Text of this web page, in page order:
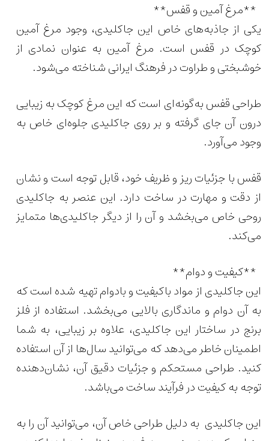
**مرغ آمین و قفس**
یکی از جاذبه‌های خاص این جاکلیدی، وجود مرغ آمین
کوچک در قفس است. مرغ آمین به عنوان نمادی از
خوشبختی و طراوت در فرهنگ ایرانی شناخته می‌شود.
طراحی قفس به‌گونه‌ای است که این مرغ کوچک به زیبایی
درون آن جای گرفته و بر روی جاکلیدی جلوه‌ای خاص به
وجود می‌آورد.
قفس با جزئیات ریز و ظریف خود، قابل توجه است و نشان
از دقت و مهارت در ساخت دارد. این عنصر به جاکلیدی
روحی خاص می‌بخشد و آن را از دیگر جاکلیدی‌ها متمایز
می‌کند.
**کیفیت و دوام**
این جاکلیدی از مواد باکیفیت و بادوام تهیه شده است که
به آن دوام و ماندگاری بالایی می‌بخشد. استفاده از فلز
برنج در ساختار این جاکلیدی، علاوه بر زیبایی، به شما
اطمینان خاطر می‌دهد که می‌توانید سال‌ها از آن استفاده
کنید. طراحی مستحکم و جزئیات دقیق آن، نشان‌دهنده
توجه به کیفیت در فرآیند ساخت می‌باشد.
این جاکلیدی به دلیل طراحی خاص آن، می‌توانید آن را به